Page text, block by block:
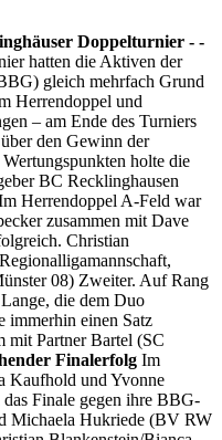
Doppelturnier - -
hatten die Aktiven der
gleich mehrfach Grund
Herrendoppel und
– am Ende des Turniers
den Gewinn der
holte die
BC Recklinghausen
Herrendoppel A-Feld war
zusammen mit Dave
Christian
08) Zweiter. Auf Rang
die dem Duo
immerhin einen Satz
mit Partner Bartel (SC
Finalerfolg Im
Kaufhold und Yvonne
Finale gegen ihre BBG-
Michaela Hukriede (BV RW